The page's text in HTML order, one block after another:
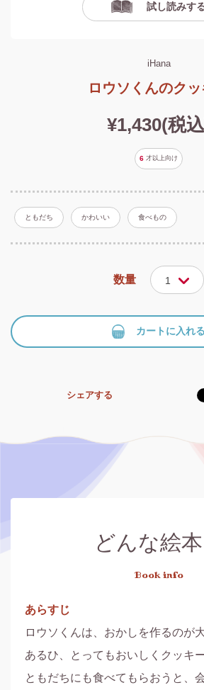
試し読みす
iHana
ロウソくんのク
¥1,430(税
6 才以上向け
ともだち かわいい 食べもの
数量 1
カートに入れる
シェアする
どんな絵本
Book info
あらすじ
ロウソくんは、おかしを作るのが大
あるひ、とってもおいしくクッキ
ともだちにも食べてもらおうと、